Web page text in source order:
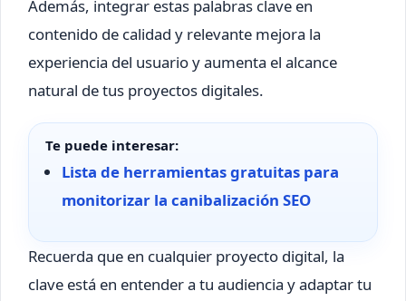
Además, integrar estas palabras clave en
contenido de calidad y relevante mejora la
experiencia del usuario y aumenta el alcance
natural de tus proyectos digitales.
Te puede interesar:
Lista de herramientas gratuitas para
monitorizar la canibalización SEO
Recuerda que en cualquier proyecto digital, la
clave está en entender a tu audiencia y adaptar tu